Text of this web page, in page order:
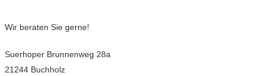
Wir beraten Sie gerne!
Suerhoper Brunnenweg 28a
21244 Buchholz